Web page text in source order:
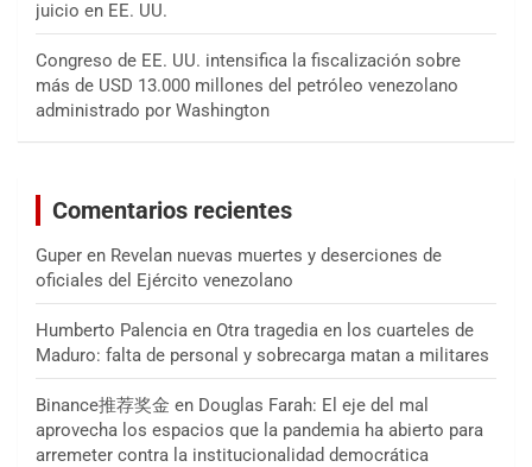
juicio en EE. UU.
Congreso de EE. UU. intensifica la fiscalización sobre
más de USD 13.000 millones del petróleo venezolano
administrado por Washington
Comentarios recientes
Guper en Revelan nuevas muertes y deserciones de
oficiales del Ejército venezolano
Humberto Palencia en Otra tragedia en los cuarteles de
Maduro: falta de personal y sobrecarga matan a militares
Binance推荐奖金 en Douglas Farah: El eje del mal
aprovecha los espacios que la pandemia ha abierto para
arremeter contra la institucionalidad democrática